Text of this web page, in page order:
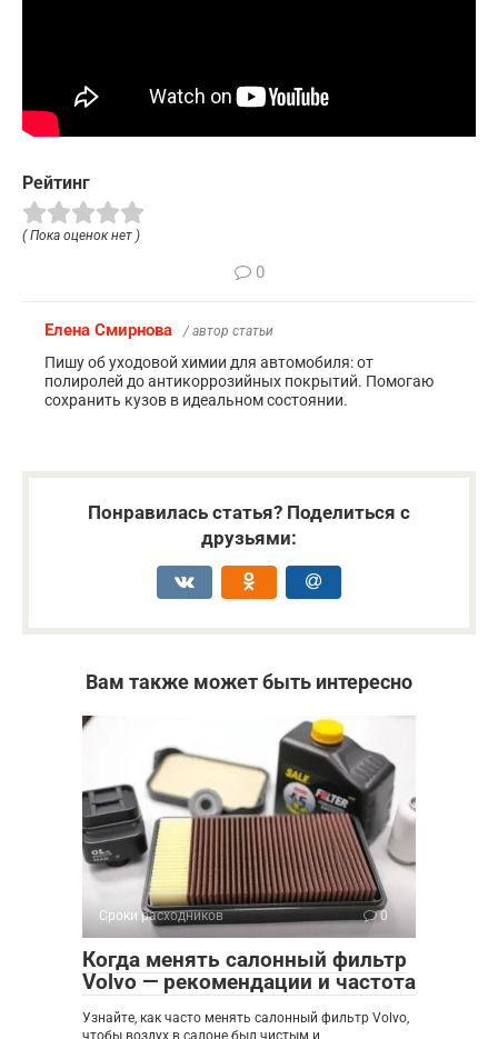
Рейтинг
( Пока оценок нет )
0
Елена Смирнова / автор статьи
Пишу об уходовой химии для автомобиля: от
полиролей до антикоррозийных покрытий. Помогаю
сохранить кузов в идеальном состоянии.
Понравилась статья? Поделиться с
друзьями:
Вам также может быть интересно
Сроки расходников 0
Когда менять салонный фильтр
Volvo — рекомендации и частота
Узнайте, как часто менять салонный фильтр Volvo,